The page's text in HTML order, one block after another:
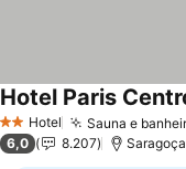
2 Estrelas
Hotel Sauna e
Hotel Paris
6,0 8.207